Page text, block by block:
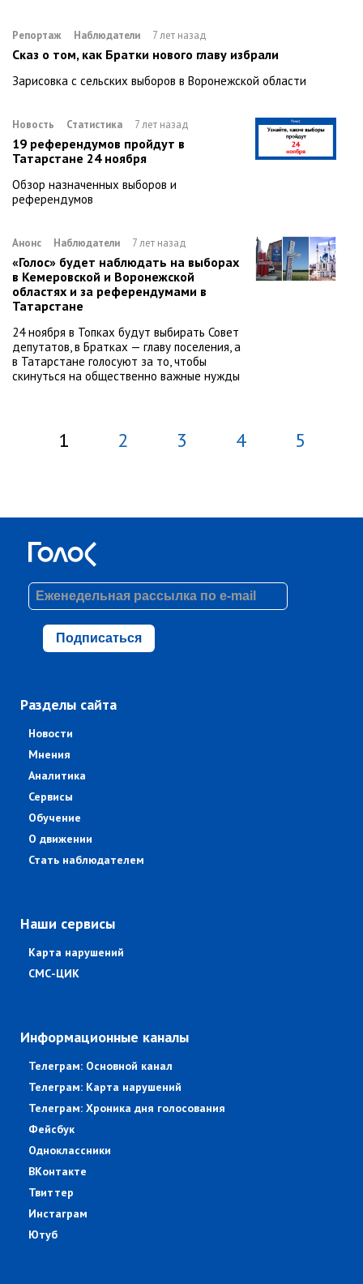
Репортаж Наблюдатели 7 лет назад
Сказ о том, как Братки нового главу избрали
Зарисовка с сельских выборов в Воронежской области
Новость Статистика 7 лет назад
19 референдумов пройдут в
Татарстане 24 ноября
Обзор назначенных выборов и
референдумов
Анонс Наблюдатели 7 лет назад
«Голос» будет наблюдать на выборах
в Кемеровской и Воронежской
областях и за референдумами в
Татарстане
24 ноября в Топках будут выбирать Совет
депутатов, в Братках — главу поселения, а
в Татарстане голосуют за то, чтобы
скинуться на общественно важные нужды
1 2 3 4 5
Подписаться
Разделы сайта
Новости
Мнения
Аналитика
Сервисы
Обучение
О движении
Стать наблюдателем
Наши сервисы
Карта нарушений
СМС-ЦИК
Информационные каналы
Телеграм: Основной канал
Телеграм: Карта нарушений
Телеграм: Хроника дня голосования
Фейсбук
Одноклассники
ВКонтакте
Твиттер
Инстаграм
Ютуб